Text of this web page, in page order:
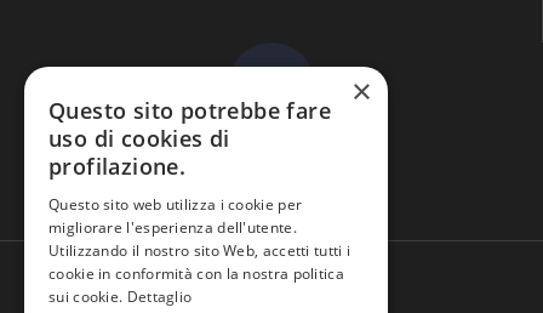
Domande frequenti
×
Questo sito potrebbe fare
uso di cookies di
profilazione.
Questo sito web utilizza i cookie per
migliorare l'esperienza dell'utente.
Utilizzando il nostro sito Web, accetti tutti i
cookie in conformità con la nostra politica
sui cookie. Dettaglio